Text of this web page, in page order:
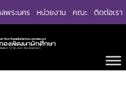
พระนคร หน่วยงาน คณะ ติดต่อเรา